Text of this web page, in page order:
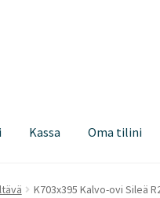
Kassa Oma tilini
tiliniK703x395 Kalvo-ovi Sileä